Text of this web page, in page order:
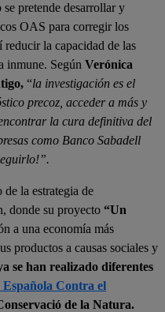
se pretende desarrollar y
OAS para corregir los
reducir la capacidad de las
inmune. Según Verónica
“la investigación es el
precoz, acceder a más y
la cura definitiva del
como Banco Sabadell
de la estrategia de
donde su proyecto “Un
a una economía más
productos a causas sociales y
se han realizado diferentes
Española Contra el
de la Natura.